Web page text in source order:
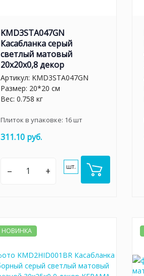
KMD3STA047GN
Касабланка серый
светлый матовый
20x20x0,8 декор
Артикул: KMD3STA047GN
Размер: 20*20 см
Вес: 0.758 кг
Плиток в упаковке: 16шт
311.10 руб.
– + шт.
НОВИНКА